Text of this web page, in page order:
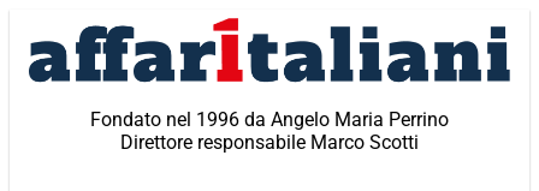
contenuto
Fondato nel 1996 da Angelo Maria Perrino
Direttore responsabile Marco Scotti